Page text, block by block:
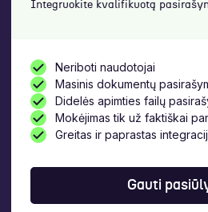
Integruokite kvalifikuotą
Neriboti naudotojai
Masinis dokumentų
Didelės apimties failų
Mokėjimas tik už faktiškai
Greitas ir paprastas
Gauti